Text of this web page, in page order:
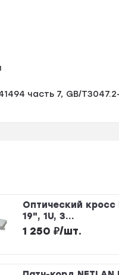
часть 7, GB/
Оптический
19", 1U, 3...
1 250 ₽/шт.